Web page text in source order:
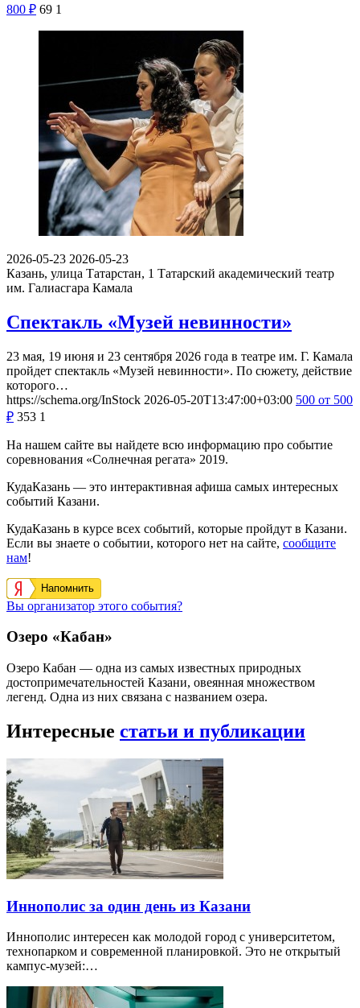
800 ₽ 69 1
2026-05-23 2026-05-23
Казань, улица Татарстан, 1 Татарский академический театр
им. Галиасгара Камала
Спектакль «Музей невинности»
23 мая, 19 июня и 23 сентября 2026 года в театре им. Г. Камала
пройдет спектакль «Музей невинности». По сюжету, действие
которого…
https://schema.org/InStock 2026-05-20T13:47:00+03:00 500 от 500
₽ 353 1
На нашем сайте вы найдете всю информацию про событие
соревнования «Солнечная регата» 2019.
КудаКазань — это интерактивная афиша самых интересных
событий Казани.
КудаКазань в курсе всех событий, которые пройдут в Казани.
Если вы знаете о событии, которого нет на сайте, сообщите
нам!
Напомнить
Вы организатор этого события?
Озеро «Кабан»
Озеро Кабан — одна из самых известных природных
достопримечательностей Казани, овеянная множеством
легенд. Одна из них связана с названием озера.
Интересные статьи и публикации
Иннополис за один день из Казани
Иннополис интересен как молодой город с университетом,
технопарком и современной планировкой. Это не открытый
кампус-музей:…